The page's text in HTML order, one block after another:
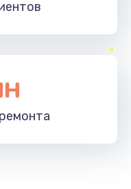
ремонта